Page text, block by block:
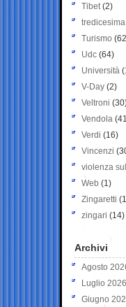
Tibet(2)
tredicesima
Turismo
Udc (64)
Università
V-Day (2)
Veltroni
Vendola
Verdi (16)
Vincenzi
violenza
Web (1)
Zingaretti
zingari (14)
Archivi
Agosto
Luglio 2026
Giugno